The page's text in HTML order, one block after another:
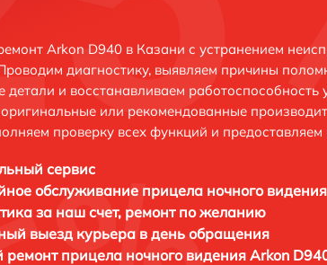
Arkon D940 в Казани с устранением
диагностику, выявляем причины
детали и восстанавливаем работоспособность
или рекомендованные
проверку всех функций и предоставляем
сервис
обслуживание прицела ночного
за наш счет, ремонт по желанию
выезд курьера в день обращения
ремонт прицела ночного видения Arkon